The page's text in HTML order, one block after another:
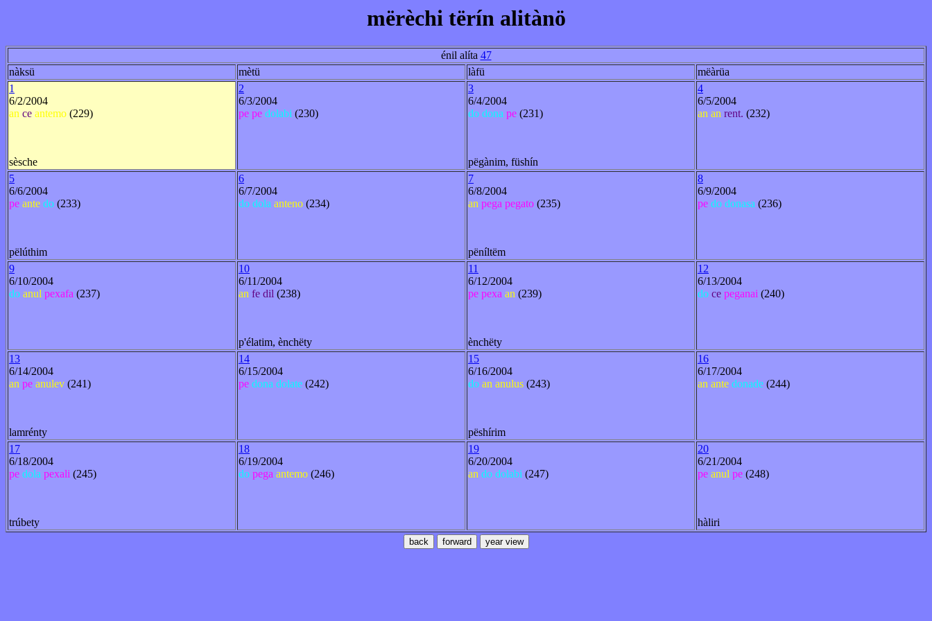
mërèchi tërín alitànö
énil alíta 47
nàksü
mètü làfü
mëàrüa
1
6/2/2004
an ce antemo (229)
sèsche
2
6/3/2004
pe pe dolabi (230)
3
6/4/2004
do dona pe (231)
pëgànim, füshín
4
6/5/2004
an an rent. (232)
5
6/6/2004
pe ante do (233)
pëlúthim
6
6/7/2004
do dola anteno (234)
7
6/8/2004
an pega pegato (235)
pëníltëm
8
6/9/2004
pe do donasa (236)
9
6/10/2004
do anul pexafa (237)
10
6/11/2004
an fe dil (238)
p'élatim, ènchëty
11
6/12/2004
pe pexa an (239)
ènchëty
12
6/13/2004
do ce peganai (240)
13
6/14/2004
an pe anulev (241)
lamrénty
14
6/15/2004
pe dona dolate (242)
15
6/16/2004
do an anulus (243)
pëshírim
16
6/17/2004
an ante donade (244)
17
6/18/2004
pe dola pexali (245)
trúbety
18
6/19/2004
do pega antemo (246)
19
6/20/2004
an do dolabi (247)
20
6/21/2004
pe anul pe (248)
hàliri